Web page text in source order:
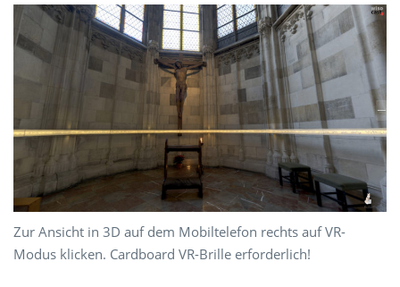
Zur Ansicht in 3D auf dem Mobiltelefon rechts auf VR-
Modus klicken. Cardboard VR-Brille erforderlich!